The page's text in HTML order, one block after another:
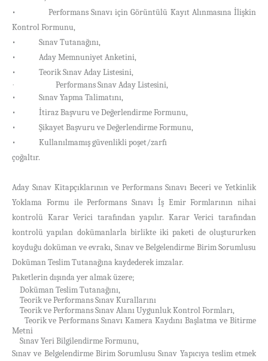
• Performans Sınavı için Görüntülü Kayıt Alınmasına İlişkin
Kontrol Formunu,
• Sınav Tutanağını,
• Aday Memnuniyet Anketini,
• Teorik Sınav Aday Listesini,
·
Performans Sınav Aday Listesini,
• Sınav Yapma Talimatını,
• İtiraz Başvuru ve Değerlendirme Formunu,
• Şikayet Başvuru ve Değerlendirme Formunu,
• Kullanılmamış güvenlikli poşet/zarfı
çoğaltır.
Aday Sınav Kitapçıklarının ve Performans Sınavı Beceri ve Yetkinlik
Yoklama Formu ile Performans Sınavı İş Emir Formlarının nihai
kontrolü Karar Verici tarafından yapılır. Karar Verici tarafından
kontrolü yapılan dokümanlarla birlikte iki paketi de oluştururken
koyduğu doküman ve evrakı, Sınav ve Belgelendirme Birim Sorumlusu
Doküman Teslim Tutanağına kaydederek imzalar.
Paketlerin dışında yer almak üzere;
Doküman Teslim Tutanağını,
Teorik ve Performans Sınav Kurallarını
Teorik ve Performans Sınav Alanı Uygunluk Kontrol Formları,
Teorik ve Performans Sınavı Kamera Kaydını Başlatma ve Bitirme
Metni
Sınav Yeri Bilgilendirme Formunu,
Sınav ve Belgelendirme Birim Sorumlusu Sınav Yapıcıya teslim etmek